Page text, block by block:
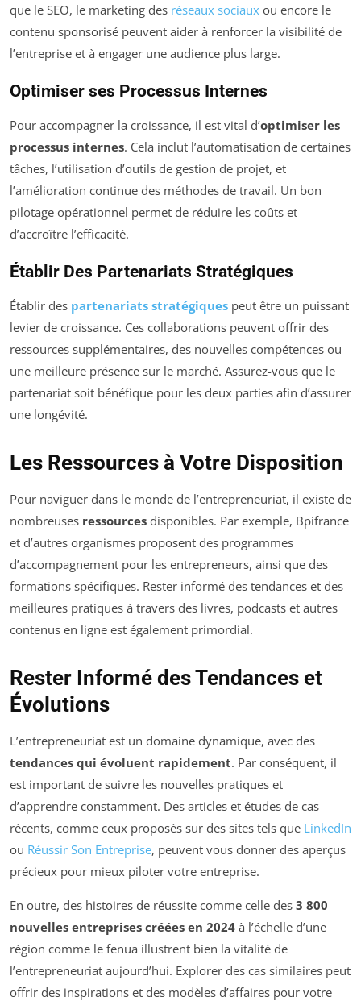
que le SEO, le marketing des réseaux sociaux ou encore le
contenu sponsorisé peuvent aider à renforcer la visibilité de
l’entreprise et à engager une audience plus large.
Optimiser ses Processus Internes
Pour accompagner la croissance, il est vital d’optimiser les
processus internes. Cela inclut l’automatisation de certaines
tâches, l’utilisation d’outils de gestion de projet, et
l’amélioration continue des méthodes de travail. Un bon
pilotage opérationnel permet de réduire les coûts et
d’accroître l’efficacité.
Établir Des Partenariats Stratégiques
Établir des partenariats stratégiques peut être un puissant
levier de croissance. Ces collaborations peuvent offrir des
ressources supplémentaires, des nouvelles compétences ou
une meilleure présence sur le marché. Assurez-vous que le
partenariat soit bénéfique pour les deux parties afin d’assurer
une longévité.
Les Ressources à Votre Disposition
Pour naviguer dans le monde de l’entrepreneuriat, il existe de
nombreuses ressources disponibles. Par exemple, Bpifrance
et d’autres organismes proposent des programmes
d’accompagnement pour les entrepreneurs, ainsi que des
formations spécifiques. Rester informé des tendances et des
meilleures pratiques à travers des livres, podcasts et autres
contenus en ligne est également primordial.
Rester Informé des Tendances et
Évolutions
L’entrepreneuriat est un domaine dynamique, avec des
tendances qui évoluent rapidement. Par conséquent, il
est important de suivre les nouvelles pratiques et
d’apprendre constamment. Des articles et études de cas
récents, comme ceux proposés sur des sites tels que LinkedIn
ou Réussir Son Entreprise, peuvent vous donner des aperçus
précieux pour mieux piloter votre entreprise.
En outre, des histoires de réussite comme celle des 3 800
nouvelles entreprises créées en 2024 à l’échelle d’une
région comme le fenua illustrent bien la vitalité de
l’entrepreneuriat aujourd’hui. Explorer des cas similaires peut
offrir des inspirations et des modèles d’affaires pour votre